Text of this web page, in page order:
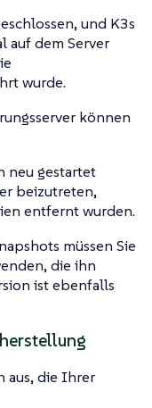
und K3s
auf dem Server
wurde.
können
neu gestartet
beizutreten,
entfernt wurden.
müssen Sie
die ihn
ist ebenfalls
aus, die Ihrer